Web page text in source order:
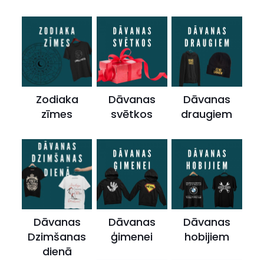
Zodiaka
zīmes
Dāvanas
svētkos
Dāvanas
draugiem
Dāvanas
Dzimšanas
dienā
Dāvanas
ģimenei
Dāvanas
hobijiem